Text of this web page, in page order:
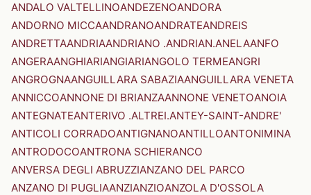
ANDALO VALTELLINOANDEZENOANDORA
ANDORNO MICCAANDRANOANDRATEANDREIS
ANDRETTAANDRIAANDRIANO .ANDRIAN.ANELAANFO
ANGERAANGHIARIANGIARIANGOLO TERMEANGRI
ANGROGNAANGUILLARA SABAZIAANGUILLARA VENETA
ANNICCOANNONE DI BRIANZAANNONE VENETOANOIA
ANTEGNATEANTERIVO .ALTREI.ANTEY-SAINT-ANDRE'
ANTICOLI CORRADOANTIGNANOANTILLOANTONIMINA
ANTRODOCOANTRONA SCHIERANCO
ANVERSA DEGLI ABRUZZIANZANO DEL PARCO
ANZANO DI PUGLIAANZIANZIOANZOLA D'OSSOLA